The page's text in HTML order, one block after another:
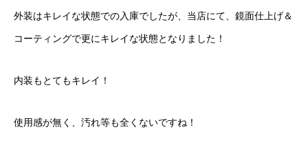
車磨き
外装はキレイな状態での入庫でしたが、当店にて、鏡面仕上げ＆
コーティングで更にキレイな状態となりました！
内装もとてもキレイ！
使用感が無く、汚れ等も全くないですね！